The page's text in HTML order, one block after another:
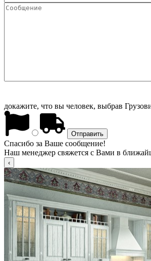
докажите, что вы человек, выбрав
Спасибо за Ваше сообщение!
Наш менеджер свяжется с Вами в